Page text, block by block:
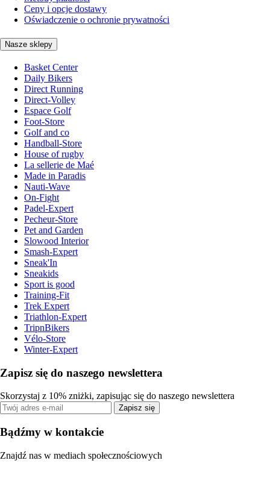
Ceny i opcje dostawy
Oświadczenie o ochronie prywatności
Nasze sklepy
Basket Center
Daily Bikers
Direct Running
Direct-Volley
Espace Golf
Foot-Store
Golf and co
Handball-Store
House of rugby
La sellerie de Maé
Made in Paradis
Nauti-Wave
On-Fight
Padel-Expert
Pecheur-Store
Pet and Garden
Slowood Interior
Smash-Expert
Sneak'In
Sneakids
Sport is good
Training-Fit
Trek Expert
Triathlon-Expert
TripnBikers
Vélo-Store
Winter-Expert
Zapisz się do naszego newslettera
Skorzystaj z 10% zniżki, zapisując się do naszego newslettera
Zapisz się
Bądźmy w kontakcie
Znajdź nas w mediach społecznościowych